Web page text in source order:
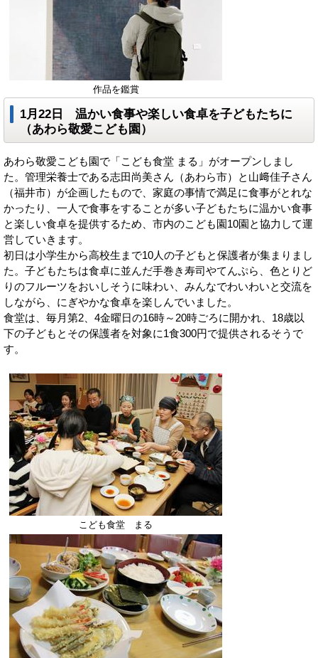
作品を鑑賞
1月22日 温かい食事や楽しい食卓を子どもたちに
（あわら敬愛こども園）
あわら敬愛こども園で「こども食堂 まる」がオープンしまし
た。管理栄養士である志田尚美さん（あわら市）と山﨑佳子さん
（福井市）が企画したもので、家庭の事情で満足に食事がとれな
かったり、一人で食事をすることが多い子どもたちに温かい食事
と楽しい食卓を提供するため、市内のこども園10園と協力して運
営していきます。
初日は小学生から高校生まで10人の子どもと保護者が集まりまし
た。子どもたちは食卓に並んだ手巻き寿司やてんぷら、色とりど
りのフルーツをおいしそうに味わい、みんなでわいわいと交流を
しながら、にぎやかな食卓を楽しんでいました。
食堂は、毎月第2、4金曜日の16時～20時ごろに開かれ、18歳以
下の子どもとその保護者を対象に1食300円で提供されるそうで
す。
こども食堂 まる